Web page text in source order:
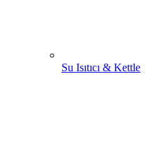
Su Isıtıcı & Kettle